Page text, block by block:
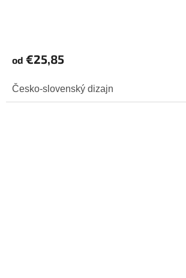
od €25,85
Česko-slovenský dizajn